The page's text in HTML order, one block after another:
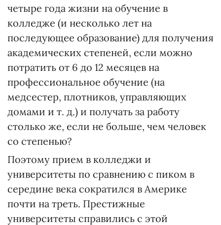
четыре года жизни на обучение в
колледже (и несколько лет на
последующее образование) для получения
академических степеней, если можно
потратить от 6 до 12 месяцев на
профессиональное обучение (на
медсестер, плотников, управляющих
домами и т. д.) и получать за работу
столько же, если не больше, чем человек
со степенью?
Поэтому прием в колледжи и
университеты по сравнению с пиком в
середине века сократился в Америке
почти на треть. Престижные
университеты справились с этой